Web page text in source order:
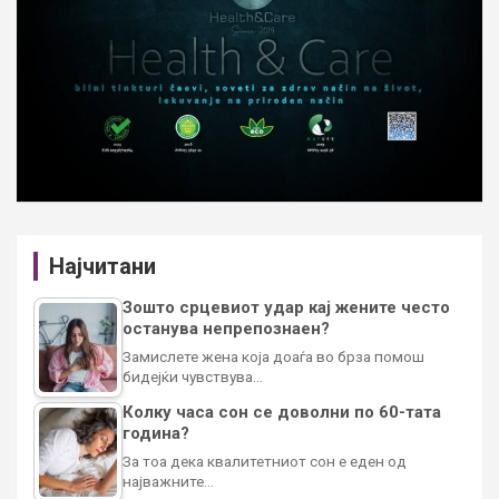
Најчитани
Зошто срцевиот удар кај жените често
останува непрепознаен?
Замислете жена која доаѓа во брза помош
бидејќи чувствува…
Колку часа сон се доволни по 60-тата
година?
За тоа дека квалитетниот сон е еден од
најважните…